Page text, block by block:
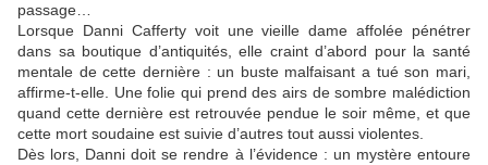
passage…
Lorsque Danni Cafferty voit une vieille dame affolée pénétrer
dans sa boutique d’antiquités, elle craint d’abord pour la santé
mentale de cette dernière : un buste malfaisant a tué son mari,
affirme-t-elle. Une folie qui prend des airs de sombre malédiction
quand cette dernière est retrouvée pendue le soir même, et que
cette mort soudaine est suivie d’autres tout aussi violentes.
Dès lors, Danni doit se rendre à l’évidence : un mystère entoure